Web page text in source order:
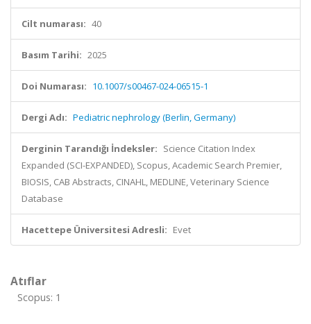
Cilt numarası: 40
Basım Tarihi: 2025
Doi Numarası: 10.1007/s00467-024-06515-1
Dergi Adı: Pediatric nephrology (Berlin, Germany)
Derginin Tarandığı İndeksler: Science Citation Index
Expanded (SCI-EXPANDED), Scopus, Academic Search Premier,
BIOSIS, CAB Abstracts, CINAHL, MEDLINE, Veterinary Science
Database
Hacettepe Üniversitesi Adresli: Evet
Atıflar
Scopus: 1